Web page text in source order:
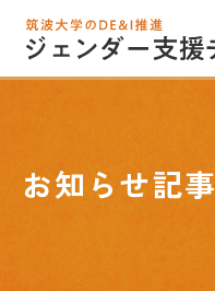
お知らせ記事